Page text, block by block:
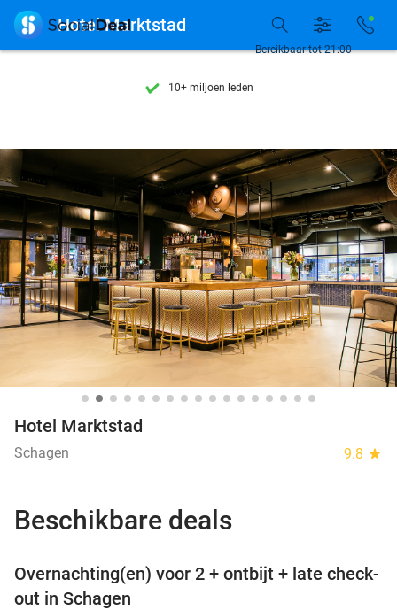
7 dagen per week beschikbaar
10+ miljoen leden
7 dagen per week beschikbaar
10+ miljoen leden
Bereikbaar tot 21:00
 Hotel Marktstad
Hotel Marktstad
Schagen 9.8 star
Beschikbare deals
Overnachting(en) voor 2 + ontbijt + late check-
out in Schagen